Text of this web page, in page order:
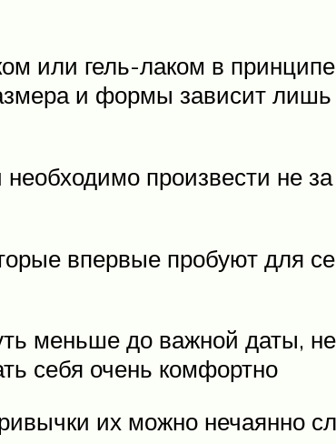
гель-лаком в принципе
и формы зависит лишь
произвести не
впервые пробуют для
меньше до важной даты,
себя очень комфортно
их можно нечаянно